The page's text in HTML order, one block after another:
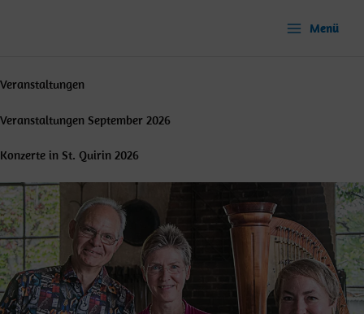
Menü
Veranstaltungen
Veranstaltungen September 2026
Konzerte in St. Quirin 2026